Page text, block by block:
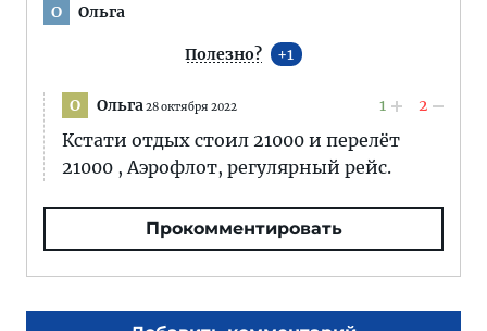
О Ольга
Полезно? 1
О Ольга28 октября 2022 1 2
Кстати отдых стоил 21000 и перелёт
21000 , Аэрофлот, регулярный рейс.
Прокомментировать